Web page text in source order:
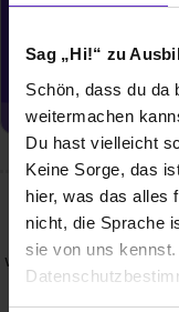
Sag „Hi!“ zu
Schön, dass du da
weitermachen
Du hast vielleicht
Keine Sorge, das
hier, was das alles
nicht, die Sprache
sie von uns
zugeschickt
wir eine Nintendo
– und vor allem: